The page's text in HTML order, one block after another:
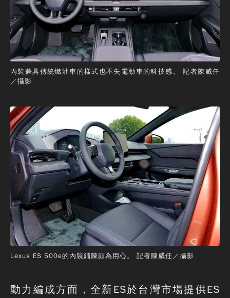
內裝兼具傳統燃油車的樣式也不失電動車的科技感。 記者陳威任
／攝影
Lexus ES 500e的內裝鋪陳頗為用心。 記者陳威任／攝影
動力編成方面，全新ES於台灣市場提供ES